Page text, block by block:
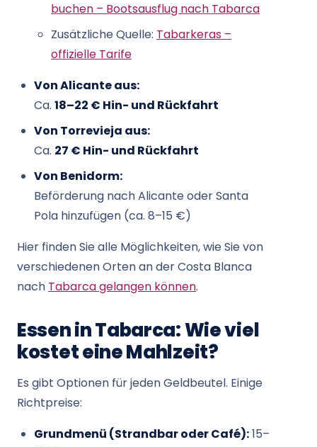
buchen – Bootsausflug nach Tabarca
Zusätzliche Quelle: Tabarkeras –
offizielle Tarife
Von Alicante aus:
Ca. 18–22 € Hin- und Rückfahrt
Von Torrevieja aus:
Ca. 27 € Hin- und Rückfahrt
Von Benidorm:
Beförderung nach Alicante oder Santa
Pola hinzufügen (ca. 8–15 €)
Hier finden Sie alle Möglichkeiten, wie Sie von
verschiedenen Orten an der Costa Blanca
nach Tabarca gelangen können.
Essen in Tabarca: Wie viel
kostet eine Mahlzeit?
Es gibt Optionen für jeden Geldbeutel. Einige
Richtpreise:
Grundmenü (Strandbar oder Café):15–